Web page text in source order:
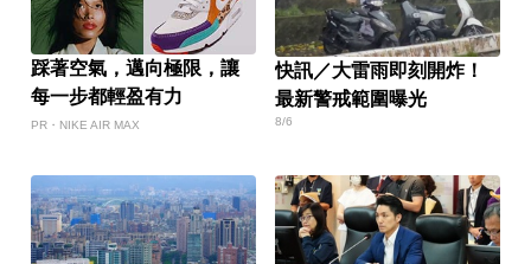
踩著空氣，邁向極限，讓
每一步都輕盈有力
PR・NIKE AIR MAX
快訊／大雷雨即刻開炸！
最新警戒範圍曝光
8/6